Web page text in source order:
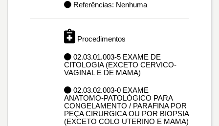
Referências: Nenhuma
Procedimentos
02.03.01.003-5 EXAME DE
CITOLOGIA (EXCETO CERVICO-
VAGINAL E DE MAMA)
02.03.02.003-0 EXAME
ANATOMO-PATOLÓGICO PARA
CONGELAMENTO / PARAFINA POR
PEÇA CIRURGICA OU POR BIOPSIA
(EXCETO COLO UTERINO E MAMA)